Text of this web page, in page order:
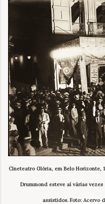
Cineteatro Glória, em Belo Horizonte,
Drummond esteve aí várias
assistidos. Foto: Acervo